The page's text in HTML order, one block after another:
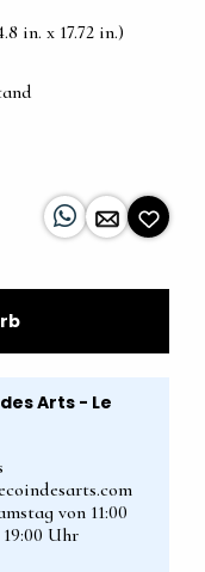
in. x 17.72 in.)
Arts - Le
von 11:00
Uhr